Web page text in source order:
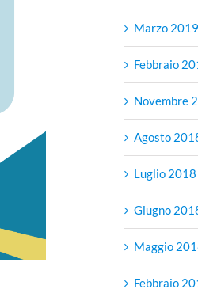
Marzo 2019
Febbraio
Novembre
Agosto
Luglio 2018
Giugno
Maggio
Febbraio